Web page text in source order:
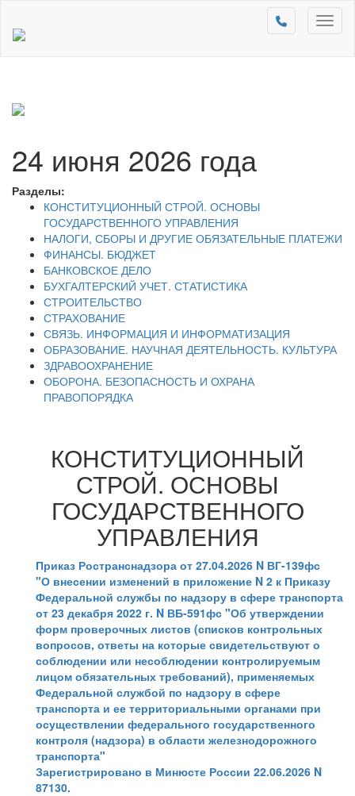
24 июня 2026 года
Разделы:
КОНСТИТУЦИОННЫЙ СТРОЙ. ОСНОВЫ
ГОСУДАРСТВЕННОГО УПРАВЛЕНИЯ
НАЛОГИ, СБОРЫ И ДРУГИЕ ОБЯЗАТЕЛЬНЫЕ ПЛАТЕЖИ
ФИНАНСЫ. БЮДЖЕТ
БАНКОВСКОЕ ДЕЛО
БУХГАЛТЕРСКИЙ УЧЕТ. СТАТИСТИКА
СТРОИТЕЛЬСТВО
СТРАХОВАНИЕ
СВЯЗЬ. ИНФОРМАЦИЯ И ИНФОРМАТИЗАЦИЯ
ОБРАЗОВАНИЕ. НАУЧНАЯ ДЕЯТЕЛЬНОСТЬ. КУЛЬТУРА
ЗДРАВООХРАНЕНИЕ
ОБОРОНА. БЕЗОПАСНОСТЬ И ОХРАНА
ПРАВОПОРЯДКА
КОНСТИТУЦИОННЫЙ
СТРОЙ. ОСНОВЫ
ГОСУДАРСТВЕННОГО
УПРАВЛЕНИЯ
Приказ Ространснадзора от 27.04.2026 N ВГ-139фс
"О внесении изменений в приложение N 2 к Приказу
Федеральной службы по надзору в сфере транспорта
от 23 декабря 2022 г. N ВБ-591фс "Об утверждении
форм проверочных листов (списков контрольных
вопросов, ответы на которые свидетельствуют о
соблюдении или несоблюдении контролируемым
лицом обязательных требований), применяемых
Федеральной службой по надзору в сфере
транспорта и ее территориальными органами при
осуществлении федерального государственного
контроля (надзора) в области железнодорожного
транспорта"
Зарегистрировано в Минюсте России 22.06.2026 N
87130.